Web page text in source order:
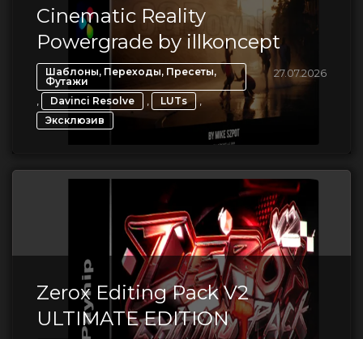
Cinematic Reality
Powergrade by illkoncept
Шаблоны, Переходы, Пресеты,
Футажи
, Davinci Resolve , LUTs ,
Эксклюзив
27.07.2026
Zerox Editing Pack V2
ULTIMATE EDITION